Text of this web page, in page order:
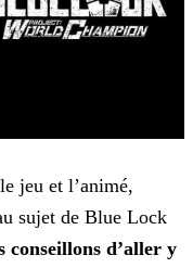
jeu et l’animé,
sujet de Blue Lock
conseillons d’aller y